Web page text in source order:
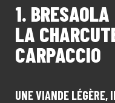
1.
LA
CARPACCIO
UNE VIANDE LÉGÈRE,